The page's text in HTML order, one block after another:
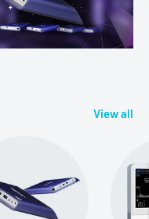
View all